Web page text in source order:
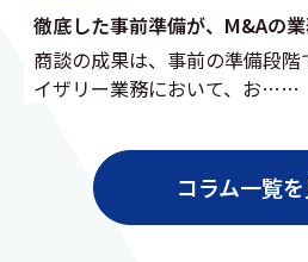
徹底した事前準備が、M&Aの
商談の成果は、事前の準備段
イザリー業務において、お……
コラム一覧